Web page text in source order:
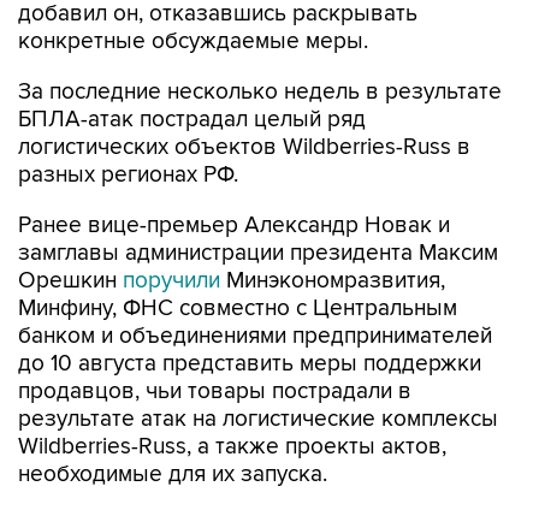
добавил он, отказавшись раскрывать
конкретные обсуждаемые меры.
За последние несколько недель в результате
БПЛА-атак пострадал целый ряд
логистических объектов Wildberries-Russ в
разных регионах РФ.
Ранее вице-премьер Александр Новак и
замглавы администрации президента Максим
Орешкин поручили Минэкономразвития,
Минфину, ФНС совместно с Центральным
банком и объединениями предпринимателей
до 10 августа представить меры поддержки
продавцов, чьи товары пострадали в
результате атак на логистические комплексы
Wildberries-Russ, а также проекты актов,
необходимые для их запуска.